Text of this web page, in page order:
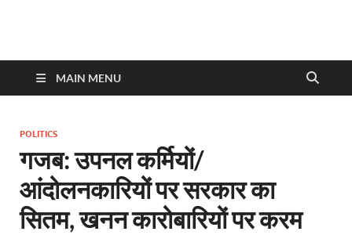
MAIN MENU
POLITICS
गजब: उपनल कर्मियों/
आंदोलनकारियों पर सरकार का
सितम, खनन कारोबारियों पर करम